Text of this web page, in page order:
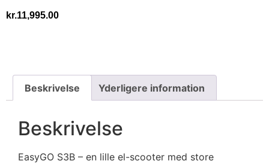
kr.11,995.00
Beskrivelse Yderligere information
Beskrivelse
EasyGO S3B – en lille el-scooter med store